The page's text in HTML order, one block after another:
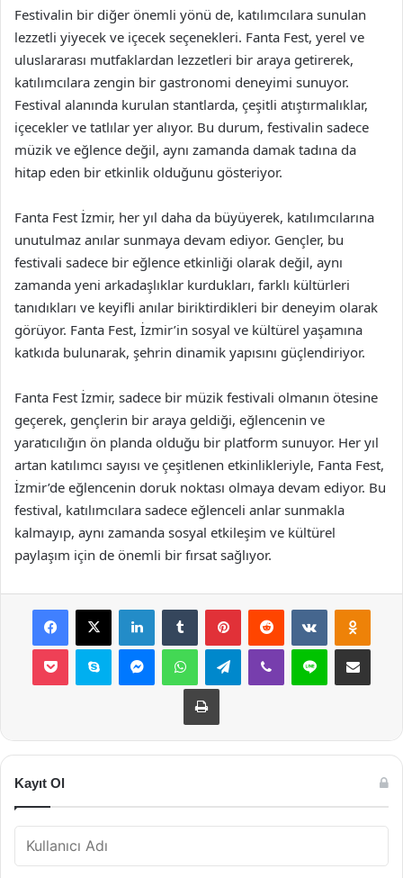
Festivalin bir diğer önemli yönü de, katılımcılara sunulan
lezzetli yiyecek ve içecek seçenekleri. Fanta Fest, yerel ve
uluslararası mutfaklardan lezzetleri bir araya getirerek,
katılımcılara zengin bir gastronomi deneyimi sunuyor.
Festival alanında kurulan stantlarda, çeşitli atıştırmalıklar,
içecekler ve tatlılar yer alıyor. Bu durum, festivalin sadece
müzik ve eğlence değil, aynı zamanda damak tadına da
hitap eden bir etkinlik olduğunu gösteriyor.
Fanta Fest İzmir, her yıl daha da büyüyerek, katılımcılarına
unutulmaz anılar sunmaya devam ediyor. Gençler, bu
festivali sadece bir eğlence etkinliği olarak değil, aynı
zamanda yeni arkadaşlıklar kurdukları, farklı kültürleri
tanıdıkları ve keyifli anılar biriktirdikleri bir deneyim olarak
görüyor. Fanta Fest, İzmir’in sosyal ve kültürel yaşamına
katkıda bulunarak, şehrin dinamik yapısını güçlendiriyor.
Fanta Fest İzmir, sadece bir müzik festivali olmanın ötesine
geçerek, gençlerin bir araya geldiği, eğlencenin ve
yaratıcılığın ön planda olduğu bir platform sunuyor. Her yıl
artan katılımcı sayısı ve çeşitlenen etkinlikleriyle, Fanta Fest,
İzmir’de eğlencenin doruk noktası olmaya devam ediyor. Bu
festival, katılımcılara sadece eğlenceli anlar sunmakla
kalmayıp, aynı zamanda sosyal etkileşim ve kültürel
paylaşım için de önemli bir fırsat sağlıyor.
Facebook
X LinkedInTumblr PinterestReddit VKontakte
Pocket Skype MessengerWhatsAppTelegramViber Line E-Posta ile
Yazdır
Kayıt Ol